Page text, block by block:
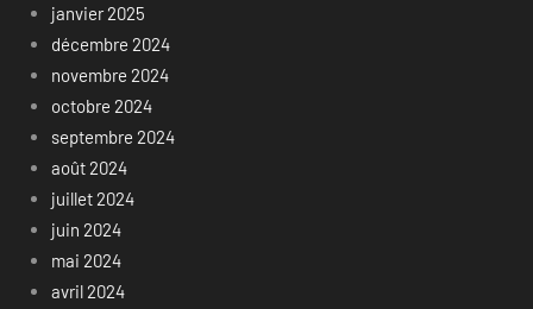
janvier 2025
décembre 2024
novembre 2024
octobre 2024
septembre 2024
août 2024
juillet 2024
juin 2024
mai 2024
avril 2024